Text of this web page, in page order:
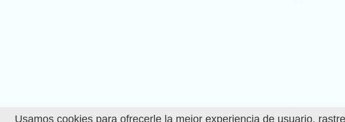
Usamos cookies para ofrecerle la mejor experiencia de usuario,